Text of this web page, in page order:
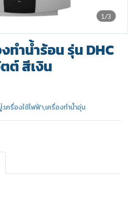
1/3
ทำน้ำร้อน รุ่น DHC
ต์ สีเงิน
เครื่องใช้ไฟฟ้า,เครื่องทำน้ำอุ่น